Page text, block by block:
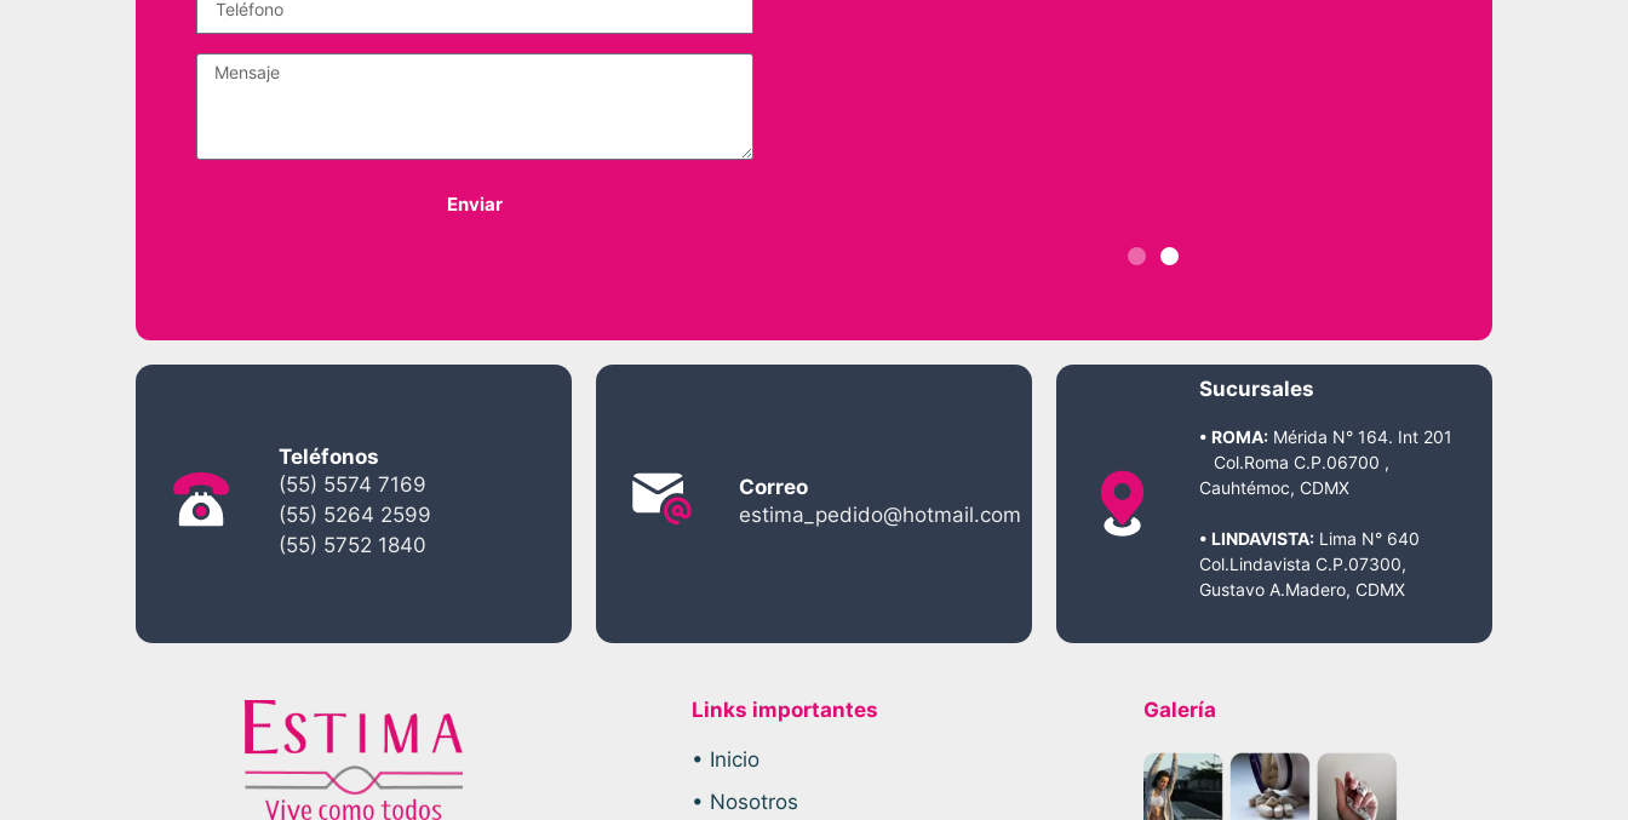
Enviar
Teléfonos
(55) 5574 7169
(55) 5264 2599
(55) 5752 1840
Correo
estima_pedido@hotmail.com
Sucursales
• ROMA:Mérida N° 164. Int 201
Col.Roma C.P.06700 ,
Cauhtémoc, CDMX
• LINDAVISTA:Lima N° 640
Col.Lindavista C.P.07300,
Gustavo A.Madero, CDMX
Links importantes
• Inicio
• Nosotros
Galería